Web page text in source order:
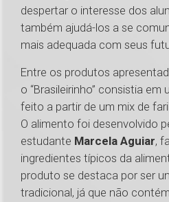
despertar o interesse dos
também ajudá-los a se
mais adequada com seus
Entre os produtos
o “Brasileirinho” consistia em
feito a partir de um mix de
O alimento foi desenvolvido
estudante Marcela Aguiar,
ingredientes típicos da
produto se destaca por ser
tradicional, já que não